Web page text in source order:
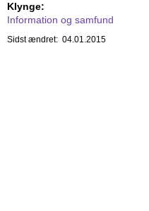
Klynge:
Information og samfund
Sidst ændret: 04.01.2015